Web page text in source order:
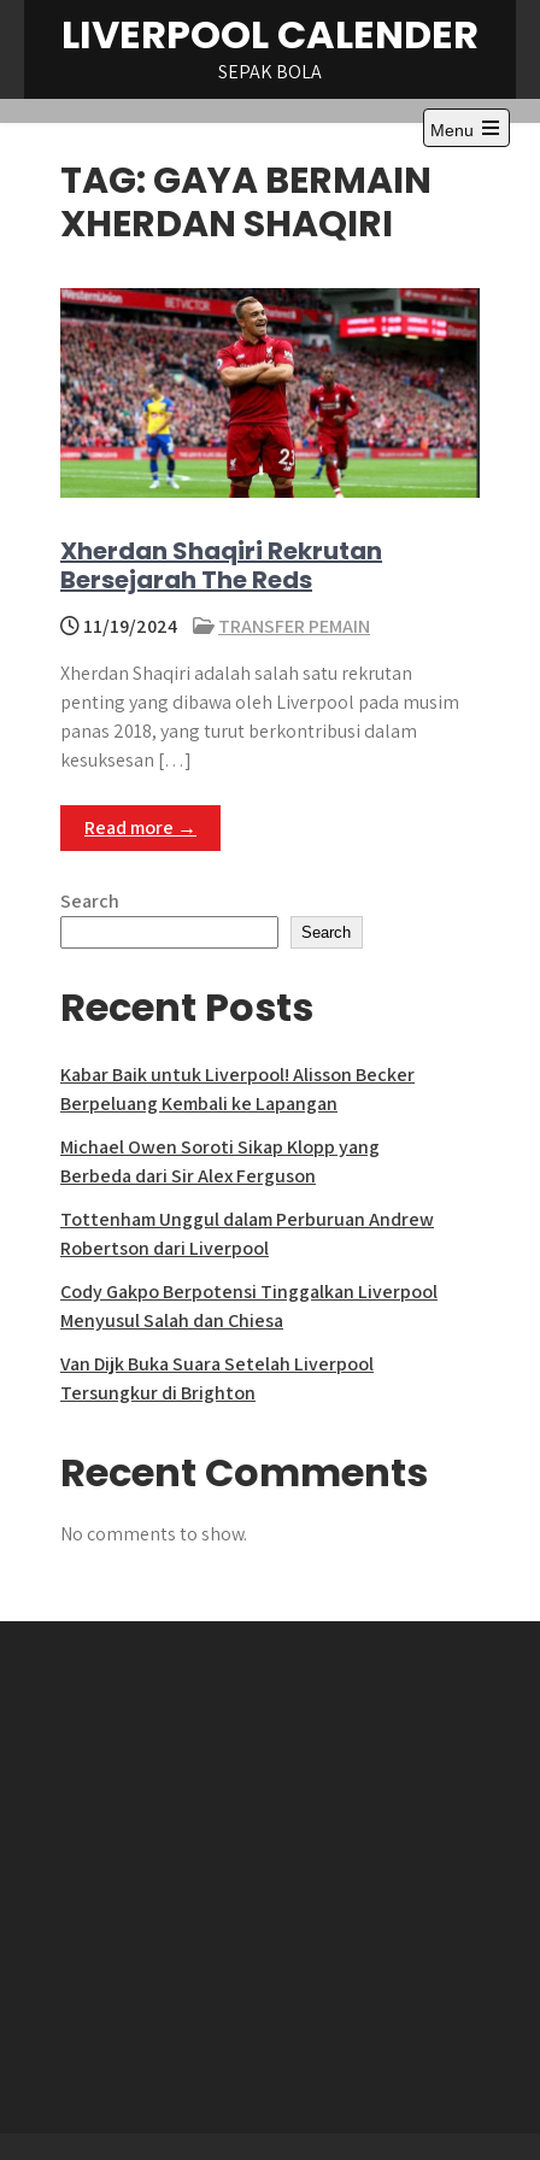
LIVERPOOL CALENDER
SEPAK BOLA
Menu
Open
TAG:GAYA BERMAIN
XHERDAN SHAQIRI
Xherdan Shaqiri Rekrutan
Bersejarah The Reds
11/19/2024
TRANSFER PEMAIN
Xherdan Shaqiri adalah salah satu rekrutan
penting yang dibawa oleh Liverpool pada musim
panas 2018, yang turut berkontribusi dalam
kesuksesan […]
Read more →
Search
Search
Recent Posts
Kabar Baik untuk Liverpool! Alisson Becker
Berpeluang Kembali ke Lapangan
Michael Owen Soroti Sikap Klopp yang
Berbeda dari Sir Alex Ferguson
Tottenham Unggul dalam Perburuan Andrew
Robertson dari Liverpool
Cody Gakpo Berpotensi Tinggalkan Liverpool
Menyusul Salah dan Chiesa
Van Dijk Buka Suara Setelah Liverpool
Tersungkur di Brighton
Recent Comments
No comments to show.